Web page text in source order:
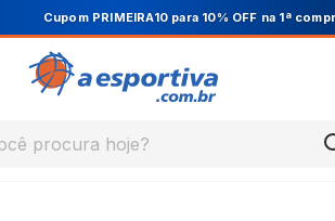
PRIMEIRA10 para 10% OFF na 1ª compra
procura hoje?